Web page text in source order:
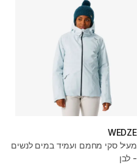
WEDZE
מעיל סקי מחמם ועמיד במים לנשים
- לבן